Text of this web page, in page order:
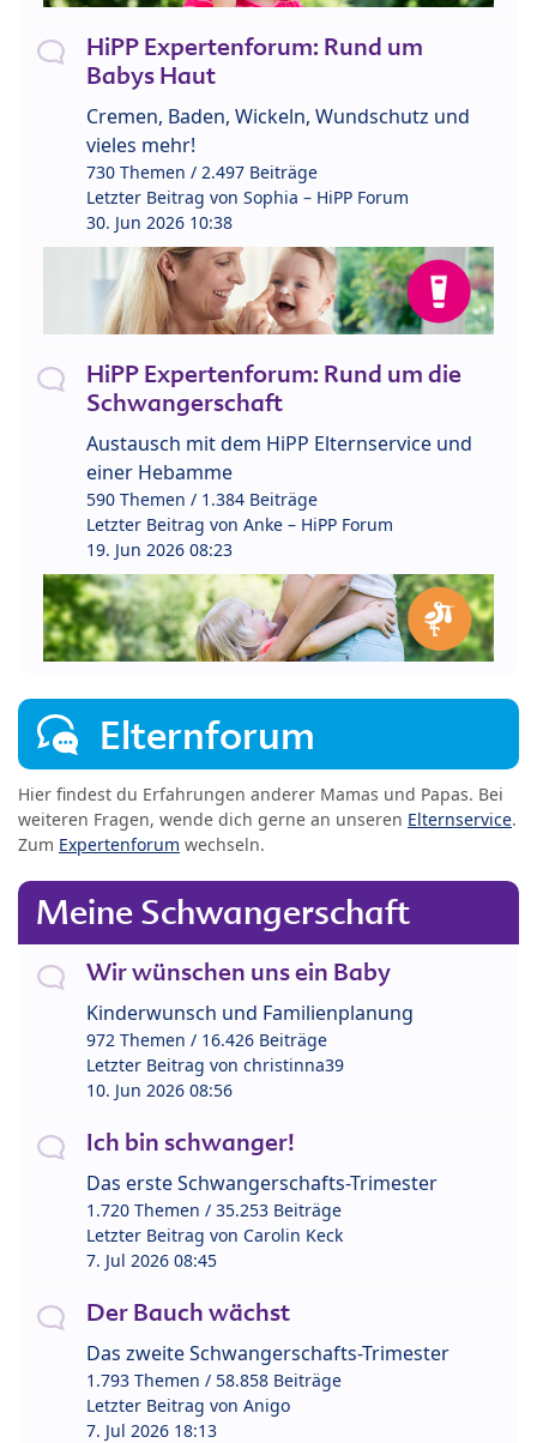
HiPP Expertenforum: Rund um
Babys Haut
Cremen, Baden, Wickeln, Wundschutz und
vieles mehr!
730 Themen / 2.497 Beiträge
Letzter Beitrag von Sophia – HiPP Forum
30. Jun 2026 10:38
HiPP Expertenforum: Rund um die
Schwangerschaft
Austausch mit dem HiPP Elternservice und
einer Hebamme
590 Themen / 1.384 Beiträge
Letzter Beitrag von Anke – HiPP Forum
19. Jun 2026 08:23
Elternforum
Hier findest du Erfahrungen anderer Mamas und Papas. Bei
weiteren Fragen, wende dich gerne an unseren Elternservice.
Zum Expertenforum wechseln.
Meine Schwangerschaft
Wir wünschen uns ein Baby
Kinderwunsch und Familienplanung
972 Themen / 16.426 Beiträge
Letzter Beitrag von christinna39
10. Jun 2026 08:56
Ich bin schwanger!
Das erste Schwangerschafts-Trimester
1.720 Themen / 35.253 Beiträge
Letzter Beitrag von Carolin Keck
7. Jul 2026 08:45
Der Bauch wächst
Das zweite Schwangerschafts-Trimester
1.793 Themen / 58.858 Beiträge
Letzter Beitrag von Anigo
7. Jul 2026 18:13